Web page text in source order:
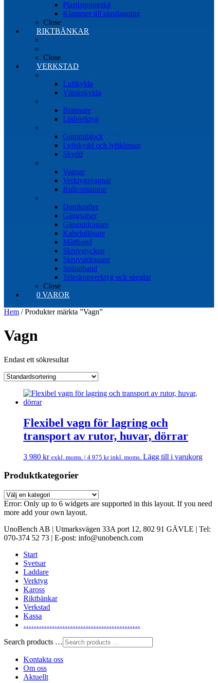
Plastlagningskit
Klammer till plastlagning
Close
RIKTBÄNKAR
Close
VERKSTAD
Luftkylda
Vätskekylda
Brännare
Lödverktyg
Gummiblock
Lyftskydd och lyftklossar
Skydd
Vagnar
Verktygsvagnar
Rullcontainrar
Domkrafter
Gängsatser
Gängutdragare
Kabelutlösare
Måttband
Skruvstycken
Skruvutdragare
Spännband
Teleskopverktyg och speglar
Close
0 VAROR
Hem / Produkter märkta ”Vagn”
Vagn
Endast ett sökresultat
Flexibel vagn för lagring och
transport av rutor, huvar, dörrar
3 980 kr exkl. moms. | 4 975 krinkl. moms. Lägg till i varukorg
Produktkategorier
Error: Only up to 6 widgets are supported in this layout. If you need
more add your own layout.
UnoBench AB | Utmarksvägen 33A port 12, 802 91 GÄVLE | Tel:
070-374 52 73 | E-post: info@unobench.com
Start
Svetsar
Laddare
Verktyg
Kaross
Riktbänkar
Verkstad
Kassa
………………………………………
Search products …
Kontakta oss
Om oss
Aktuellt